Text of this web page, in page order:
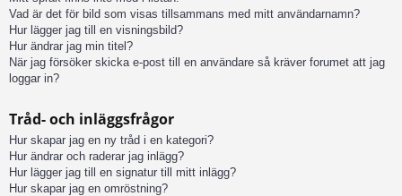
Vad är det för bild som visas tillsammans med mitt användarnamn?
Hur lägger jag till en visningsbild?
Hur ändrar jag min titel?
När jag försöker skicka e-post till en användare så kräver forumet att jag
loggar in?
Tråd- och inläggsfrågor
Hur skapar jag en ny tråd i en kategori?
Hur ändrar och raderar jag inlägg?
Hur lägger jag till en signatur till mitt inlägg?
Hur skapar jag en omröstning?